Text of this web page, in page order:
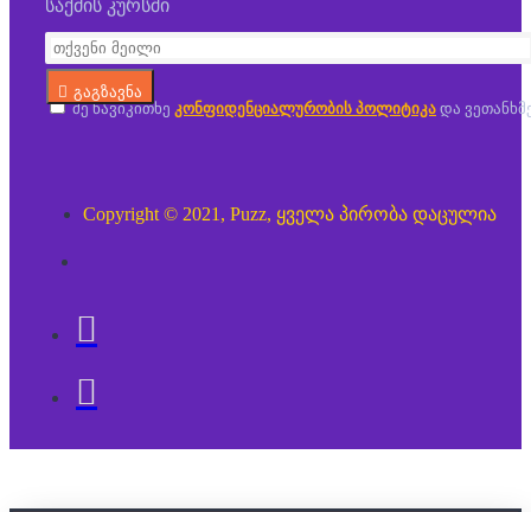
საქმის კურსში
გაგზავნა
მე წავიკითხე კონფიდენციალურობის პოლიტიკა და
Copyright © 2021, Puzz, ყველა პირობა დაცულია